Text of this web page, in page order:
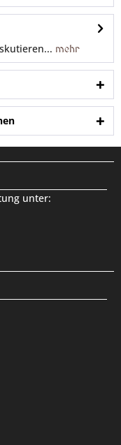
mehr
unter: